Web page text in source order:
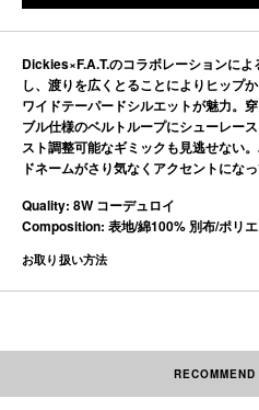
Dickies×F.A.T.のコラボレーションに
し、渡りを広くとることによりヒップ
ワイドテーパードシルエットが魅力。
ブル仕様のベルトループにシューレー
スト調整可能なギミックも見逃せない
ドネームがさり気なくアクセントになっ
Quality: 8W コーデュロイ
Composition: 表地/綿100% 別布/ポリ
お取り扱い方法